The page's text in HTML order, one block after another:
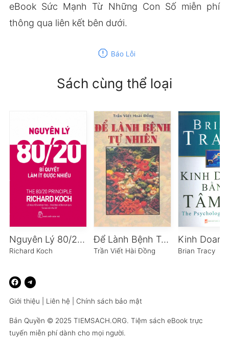
eBook Sức Mạnh Từ Những Con Số miễn phí
thông qua liên kết bên dưới.
report Báo Lỗi
Sách cùng thể loại
Nguyên Lý 80/20 – Bí Quyết Làm Ít Được Nhiều
Richard Koch
Để Lành Bệnh Tự Nhiên
Trần Viết Hài Đồng Brian Tracy
Giới thiệu Liên hệ Chính sách bảo mật
Bản Quyền © 2025 TIEMSACH.ORG. Tiệm sách eBook trực
tuyến miễn phí dành cho mọi người.